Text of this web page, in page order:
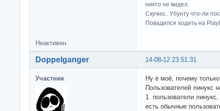
никто не видел.
Скучно.. Убунту что-ли
Повадился ходить на
Неактивен
14-08-12 23:51:31
Doppelganger
Участник
Ну ё моё, почему
Пользователей линукс
1. пользователи
есть обычные